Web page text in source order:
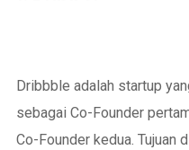
Dribbble adalah startup
sebagai Co-Founder
Co-Founder kedua. Tujuan